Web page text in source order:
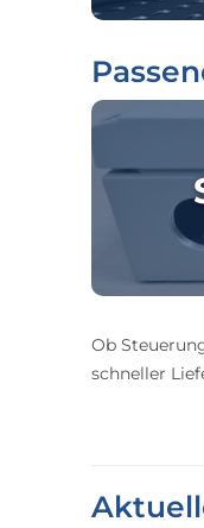
Ob
schneller